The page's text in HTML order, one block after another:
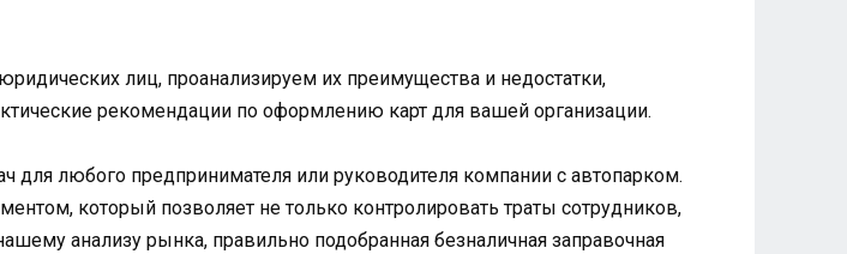
лиц, проанализируем их преимущества и недостатки,
рекомендации по оформлению карт для вашей организации.
для любого предпринимателя или руководителя компании с автопарком.
который позволяет не только контролировать траты сотрудников,
анализу рынка, правильно подобранная безналичная заправочная